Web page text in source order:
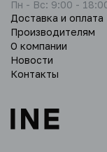
Доставка и оплата
Производителям
О компании
Новости
Контакты
Пн - Вс: 9:00 -